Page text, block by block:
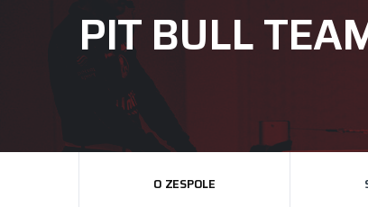
PIT BULL
O ZESPOLE